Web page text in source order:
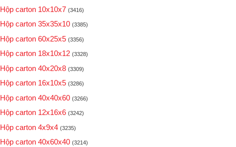
Hộp carton 10x10x7 (3416)
Hộp carton 35x35x10 (3385)
Hộp carton 60x25x5 (3356)
Hộp carton 18x10x12 (3328)
Hộp carton 40x20x8 (3309)
Hộp carton 16x10x5 (3286)
Hộp carton 40x40x60 (3266)
Hộp carton 12x16x6 (3242)
Hộp carton 4x9x4 (3235)
Hộp carton 40x60x40 (3214)